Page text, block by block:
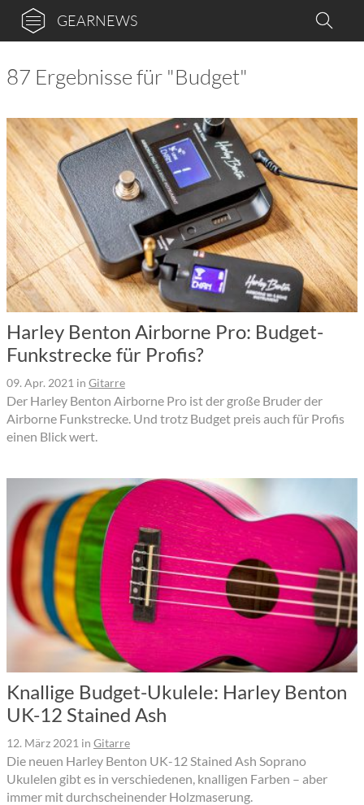
GEARNEWS
87 Ergebnisse für "Budget"
Harley Benton Airborne Pro: Budget-
Funkstrecke für Profis?
09. Apr. 2021 in Gitarre
Der Harley Benton Airborne Pro ist der große Bruder der
Airborne Funkstrecke. Und trotz Budget preis auch für Profis
einen Blick wert.
Knallige Budget-Ukulele: Harley Benton
UK-12 Stained Ash
12. März 2021 in Gitarre
Die neuen Harley Benton UK-12 Stained Ash Soprano
Ukulelen gibt es in verschiedenen, knalligen Farben – aber
immer mit durchscheinender Holzmaserung.